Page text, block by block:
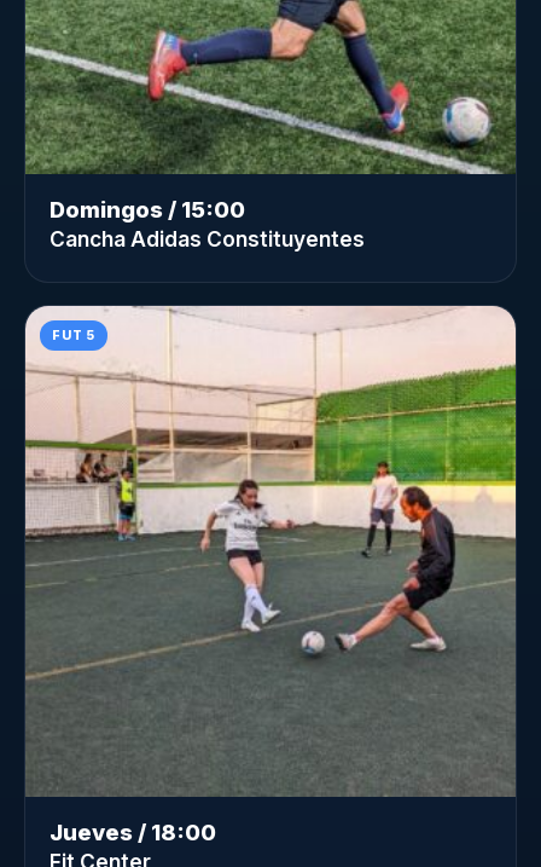
Domingos / 15:00
Cancha Adidas Constituyentes
FUT 5
Jueves / 18:00